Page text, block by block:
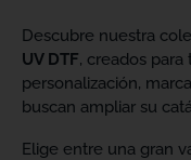
Descubre nuestra
UV DTF, creados
personalización,
buscan ampliar su
Elige entre una gran